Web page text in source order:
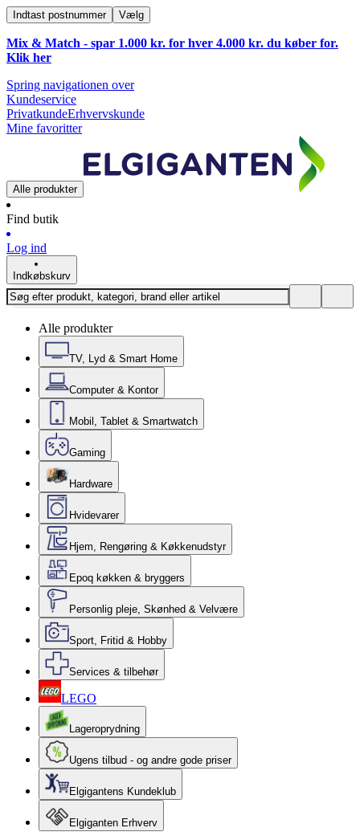
Indtast postnummer Vælg
Mix & Match - spar 1.000 kr. for hver 4.000 kr. du køber for.
Klik her
Spring navigationen over
Kundeservice
PrivatkundeErhvervskunde
Mine favoritter
Alle produkter
Find butik
Log ind
Indkøbskurv
Alle produkter
TV, Lyd & Smart Home
Computer & Kontor
Mobil, Tablet & Smartwatch
Gaming
Hardware
Hvidevarer
Hjem, Rengøring & Køkkenudstyr
Epoq køkken & bryggers
Personlig pleje, Skønhed & Velvære
Sport, Fritid & Hobby
Services & tilbehør
LEGO
Lageroprydning
Ugens tilbud - og andre gode priser
Elgigantens Kundeklub
Elgiganten Erhverv